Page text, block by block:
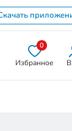
0
Избранное